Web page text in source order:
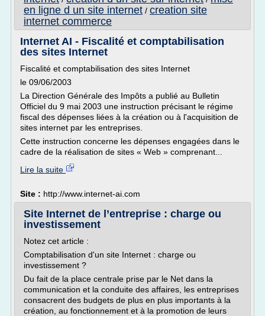
en ligne d un site internet / creation site
internet commerce
Internet AI - Fiscalité et comptabilisation
des sites Internet
Fiscalité et comptabilisation des sites Internet
le 09/06/2003
La Direction Générale des Impôts a publié au Bulletin
Officiel du 9 mai 2003 une instruction précisant le régime
fiscal des dépenses liées à la création ou à l'acquisition de
sites internet par les entreprises.
Cette instruction concerne les dépenses engagées dans le
cadre de la réalisation de sites « Web » comprenant...
Lire la suite
Site : http://www.internet-ai.com
Site Internet de l’entreprise : charge ou
investissement
Notez cet article :
Comptabilisation d'un site Internet : charge ou
investissement ?
Du fait de la place centrale prise par le Net dans la
communication et la conduite des affaires, les entreprises
consacrent des budgets de plus en plus importants à la
création, au fonctionnement et à la promotion de leurs